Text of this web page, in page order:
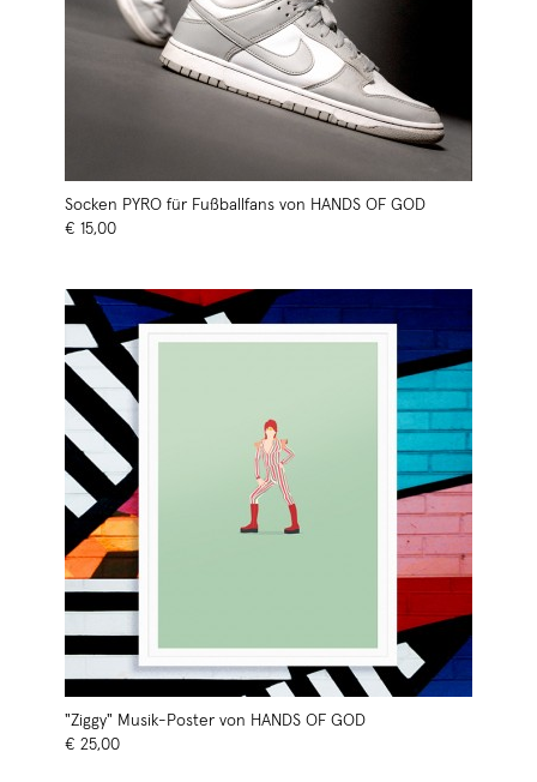
Socken PYRO für Fußballfans von HANDS OF GOD
€ 15,00
"Ziggy" Musik-Poster von HANDS OF GOD
€ 25,00